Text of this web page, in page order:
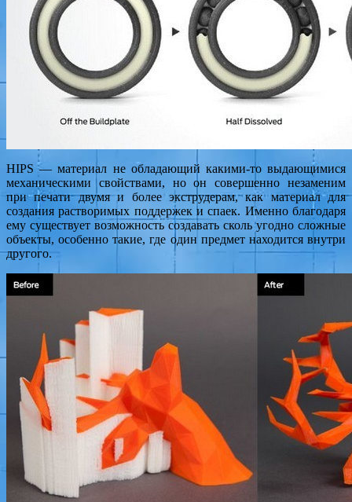
HIPS — материал не обладающий какими-то выдающимися
механическими свойствами, но он совершенно незаменим
при печати двумя и более экструдерам, как материал для
создания растворимых поддержек и спаек. Именно благодаря
ему существует возможность создавать сколь угодно сложные
объекты, особенно такие, где один предмет находится внутри
другого.